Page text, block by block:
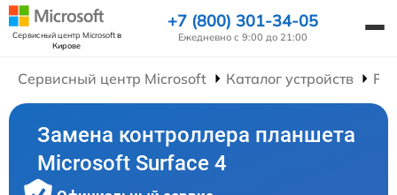
Сервисный центр Microsoftв
Кирове
+7 (800) 301-34-05
Ежедневно с 9:00 до 21:00
Сервисный центр Microsoft Каталог устройств
Замена контроллера планшета
Microsoft Surface 4